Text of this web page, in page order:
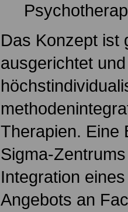
Das Konzept ist
ausgerichtet
Therapien. Eine
Sigma-
Integration
Angebots an